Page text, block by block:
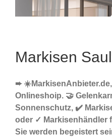
Markisen
➨
Onlineshoip. 🤝
Sonnenschutz, ✔️
oder ✓ Markisenhändler
Sie werden begeistert